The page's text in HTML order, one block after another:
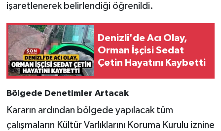
işaretlenerek belirlendiği öğrenildi.
Denizli'de Acı Olay,
Orman İşçisi Sedat
Çetin Hayatını Kaybetti
Bölgede Denetimler Artacak
Kararın ardından bölgede yapılacak tüm
çalışmaların Kültür Varlıklarını Koruma Kurulu iznine